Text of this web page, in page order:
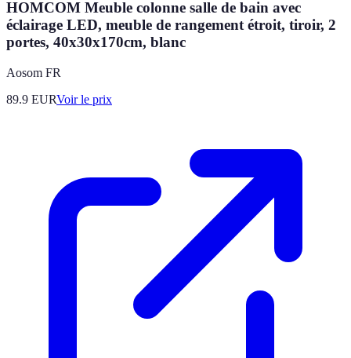
HOMCOM Meuble colonne salle de bain avec
éclairage LED, meuble de rangement étroit, tiroir, 2
portes, 40x30x170cm, blanc
Aosom FR
89.9 EURVoir le prix